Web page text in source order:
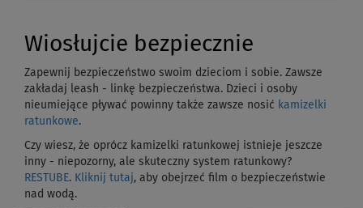
Wiosłujcie bezpiecznie
Zapewnij bezpieczeństwo swoim dzieciom i sobie. Zawsze
zakładaj leash - linkę bezpieczeństwa. Dzieci i osoby
nieumiejące pływać powinny także zawsze nosić kamizelki
ratunkowe.
Czy wiesz, że oprócz kamizelki ratunkowej istnieje jeszcze
inny - niepozorny, ale skuteczny system ratunkowy?
RESTUBE. Kliknij tutaj, aby obejrzeć film o bezpieczeństwie
nad wodą.